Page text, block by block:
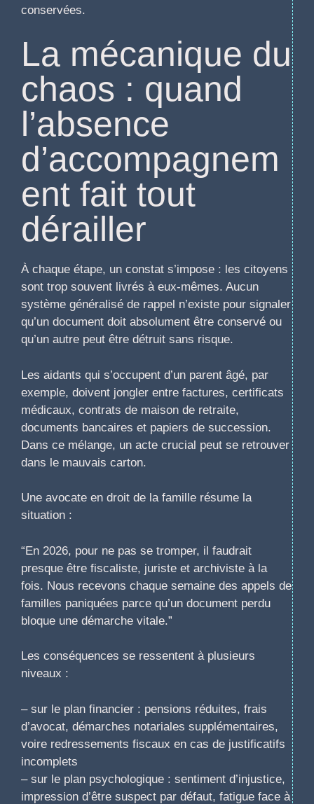
conservées.
La mécanique du
chaos : quand
l’absence
d’accompagnem
ent fait tout
dérailler
À chaque étape, un constat s’impose : les citoyens
sont trop souvent livrés à eux-mêmes. Aucun
système généralisé de rappel n’existe pour signaler
qu’un document doit absolument être conservé ou
qu’un autre peut être détruit sans risque.
Les aidants qui s’occupent d’un parent âgé, par
exemple, doivent jongler entre factures, certificats
médicaux, contrats de maison de retraite,
documents bancaires et papiers de succession.
Dans ce mélange, un acte crucial peut se retrouver
dans le mauvais carton.
Une avocate en droit de la famille résume la
situation :
“En 2026, pour ne pas se tromper, il faudrait
presque être fiscaliste, juriste et archiviste à la
fois. Nous recevons chaque semaine des appels de
familles paniquées parce qu’un document perdu
bloque une démarche vitale.”
Les conséquences se ressentent à plusieurs
niveaux :
– sur le plan financier : pensions réduites, frais
d’avocat, démarches notariales supplémentaires,
voire redressements fiscaux en cas de justificatifs
incomplets
– sur le plan psychologique : sentiment d’injustice,
impression d’être suspect par défaut, fatigue face à